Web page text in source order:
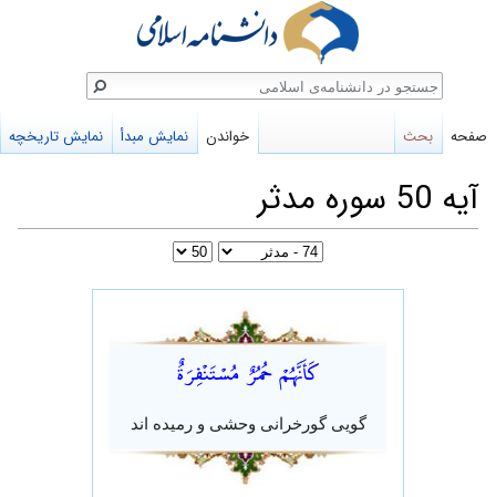
آیه 50 سوره مدثر
كَأَنَّهُمْ حُمُرٌ مُسْتَنْفِرَةٌ
گویی گورخرانی وحشی و رمیده اند
صفحه بحث خواندن نمایش مبدأ نمایش تاریخچه
جستجو